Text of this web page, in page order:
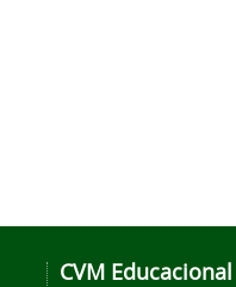
CVM Educacional